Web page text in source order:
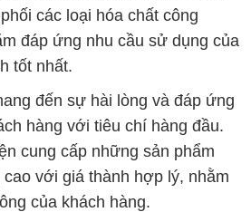
các loại hóa chất công
đáp ứng nhu cầu sử dụng của
tốt nhất.
đến sự hài lòng và đáp ứng
hàng với tiêu chí hàng đầu.
cung cấp những sản phẩm
với giá thành hợp lý, nhằm
của khách hàng.